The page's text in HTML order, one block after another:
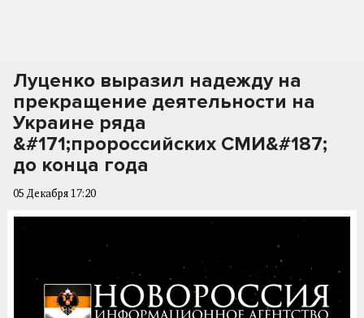
Луценко выразил надежду на
прекращение деятельности на
Украине ряда
&#171;пророссийских СМИ&#187;
до конца года
05 Декабря 17:20